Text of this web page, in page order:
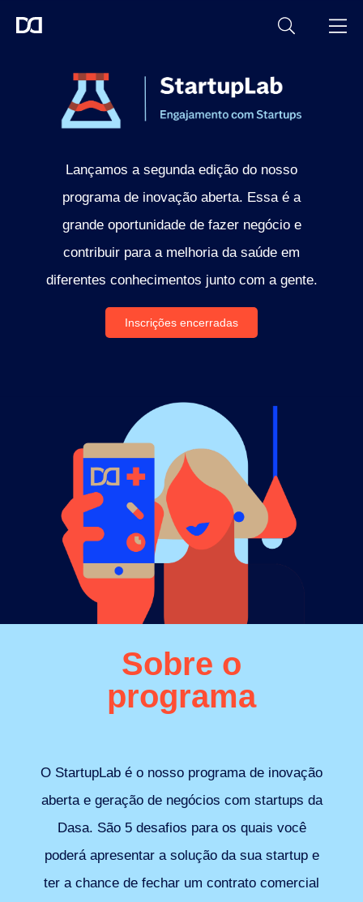
Lançamos a segunda edição do nosso
programa de inovação aberta. Essa é a
grande oportunidade de fazer negócio e
contribuir para a melhoria da saúde em
diferentes conhecimentos junto com a gente.
Inscrições encerradas
Sobre o
programa
O StartupLab é o nosso programa de inovação
aberta e geração de negócios com startups da
Dasa. São 5 desafios para os quais você
poderá apresentar a solução da sua startup e
ter a chance de fechar um contrato comercial